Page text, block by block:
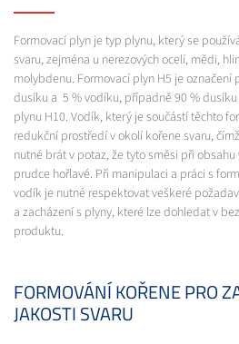
Formovací plyn je typ plynu, který se
svaru, zejména u nerezových ocelí, mědi,
molybdenu. Formovací plyn H5 je označení
dusíku a 5 % vodíku, případně 90 %
plynu H10. Vodík, který je součástí těchto
redukční prostředí v okolí kořene svaru,
nutné brát v potaz, že tyto směsi při
prudce hořlavé. Při manipulaci a práci s
vodík je nutné respektovat veškeré
a zacházení s plyny, které lze dohledat v
produktu.
FORMOVÁNÍ KOŘENE PRO
JAKOSTI SVARU